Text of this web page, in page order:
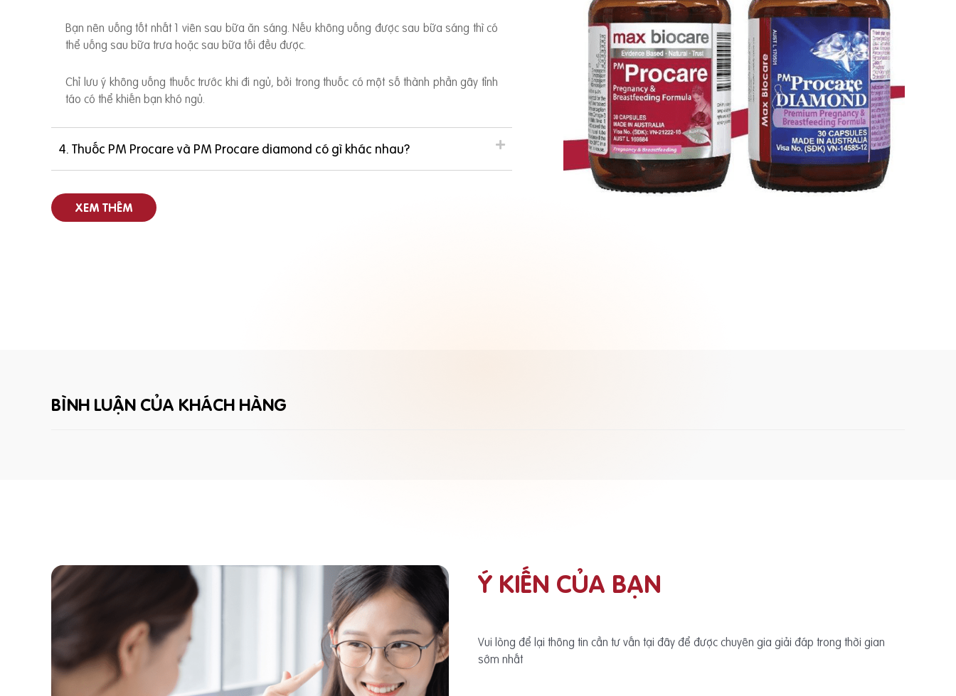
Bạn nên uống tốt nhất 1 viên sau bữa ăn sáng. Nếu không uống được sau bữa sáng thì có
thể uống sau bữa trưa hoặc sau bữa tối đều được.
Chỉ lưu ý không uống thuốc trước khi đi ngủ, bởi trong thuốc có một số thành phần gây tỉnh
táo có thể khiến bạn khó ngủ.
4. Thuốc PM Procare và PM Procare diamond có gì khác nhau?
XEM THÊM
BÌNH LUẬN CỦA KHÁCH HÀNG
Ý KIẾN CỦA BẠN
Vui lòng để lại thông tin cần tư vấn tại đây để được chuyên gia giải đáp trong thời gian
sớm nhất